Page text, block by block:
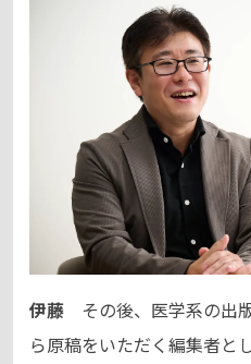
伊藤 その後、医学系の出
ら原稿をいただく編集者と